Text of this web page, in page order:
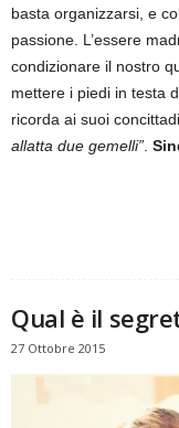
basta organizzarsi, e
passione. L’essere
condizionare il nostro
mettere i piedi in testa
ricorda ai suoi
allatta due gemelli”
Qual è il
27 Ottobre 2015